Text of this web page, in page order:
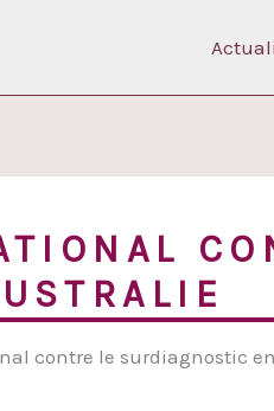
contre le surdiagnostic